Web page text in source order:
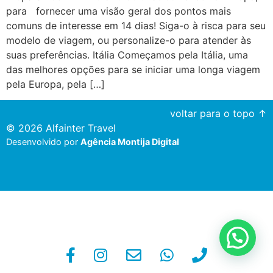
para fornecer uma visão geral dos pontos mais
comuns de interesse em 14 dias! Siga-o à risca para seu
modelo de viagem, ou personalize-o para atender às
suas preferências. Itália Começamos pela Itália, uma
das melhores opções para se iniciar uma longa viagem
pela Europa, pela […]
voltar para o topo ↑
© 2026 Alfainter Travel
Desenvolvido por Agência Montija Digital